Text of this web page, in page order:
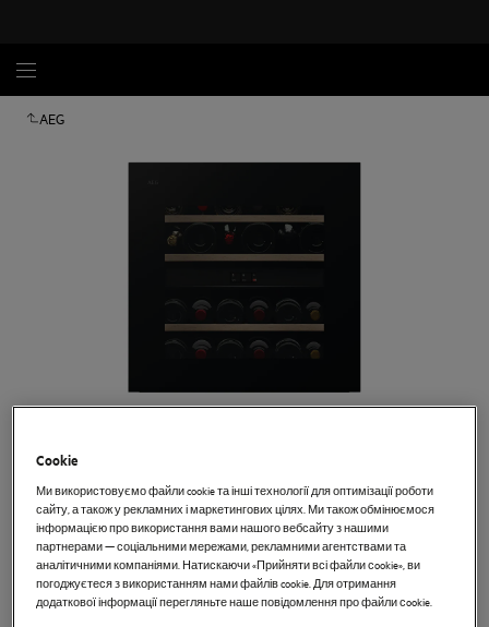
AEG
AWCD280B6B
Wine Appliances
Cookie
Ми використовуємо файли cookie та інші технології для оптимізації роботи
сайту, а також у рекламних і маркетингових цілях. Ми також обмінюємося
інформацією про використання вами нашого вебсайту з нашими
партнерами — соціальними мережами, рекламними агентствами та
аналітичними компаніями. Натискаючи «Прийняти всі файли сookie», ви
погоджуєтеся з використанням нами файлів cookie. Для отримання
додаткової інформації перегляньте наше повідомлення про файли сookie.